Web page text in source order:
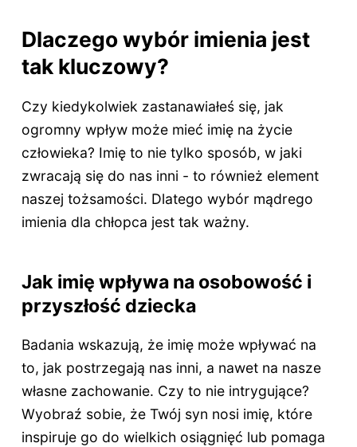
Dlaczego wybór imienia jest
tak kluczowy?
Czy kiedykolwiek zastanawiałeś się, jak
ogromny wpływ może mieć imię na życie
człowieka? Imię to nie tylko sposób, w jaki
zwracają się do nas inni - to również element
naszej tożsamości. Dlatego wybór mądrego
imienia dla chłopca jest tak ważny.
Jak imię wpływa na osobowość i
przyszłość dziecka
Badania wskazują, że imię może wpływać na
to, jak postrzegają nas inni, a nawet na nasze
własne zachowanie. Czy to nie intrygujące?
Wyobraź sobie, że Twój syn nosi imię, które
inspiruje go do wielkich osiągnięć lub pomaga